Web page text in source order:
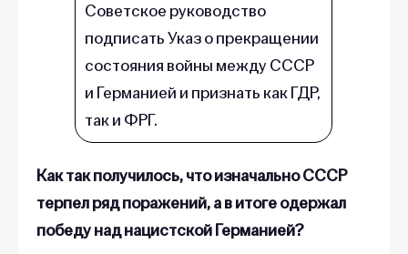
Советское руководство
подписать Указ о прекращении
состояния войны между СССР
и Германией и признать как ГДР,
так и ФРГ.
Как так получилось, что изначально СССР
терпел ряд поражений, а в итоге одержал
победу над нацистской Германией?